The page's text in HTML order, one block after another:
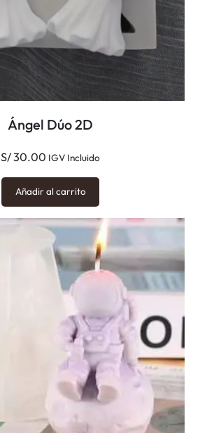
Ángel Dúo 2D
S/30.00 IGV Incluido
Añadir al carrito